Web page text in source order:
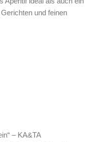
und feinen
– KA&TA